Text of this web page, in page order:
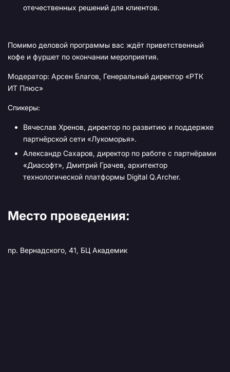
отечественных решений для клиентов.
Помимо деловой программы вас ждёт приветственный
кофе и фуршет по окончании мероприятия.
Модератор: Арсен Благов, Генеральный директор «РТК
ИТ Плюс»
Спикеры:
Вячеслав Хренов, директор по развитию и поддержке
партнёрской сети «Лукоморья».
Александр Сахаров, директор по работе с партнёрами
«Диасофт», Дмитрий Грачев, архитектор
технологической платформы Digital Q.Archer.
Место проведения:
пр. Вернадского, 41, БЦ Академик